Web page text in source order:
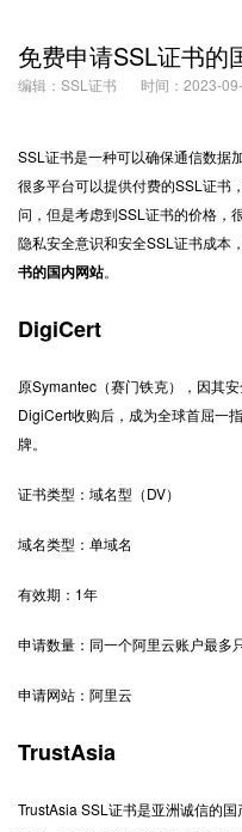
免费申请SSL证书的
编辑：SSL证书 时间：2023-
SSL 证书是一种可以确保通信数据
很多平台可以提供付费的SSL 证书
问，但是考虑到SSL 证书的价格，
隐私安全意识和安全SSL 证书成本
书的国内网站。
DigiCert
原Symantec （赛门铁克），因其
DigiCert收购后，成为全球首屈一
牌。
证书类型：域名型（DV）
域名类型：单域名
有效期： 1年
申请数量：同一个阿里云账户最多
申请网站：阿里云
TrustAsia
TrustAsia SSL 证书是亚洲诚信的国